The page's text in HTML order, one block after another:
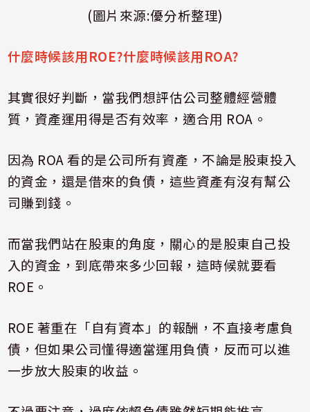
(圖片來源:優分析整理)
什麼時候該用ROE?什麼時候該用ROA?
其實很好判斷，當我們想評估公司整體經營體
質，資產運用得是否有效率，適合用 ROA 。
因為 ROA看的是公司所有資產，不論是股東投入
的資金，還是借來的負債，這些資產有沒有幫公
司賺到錢。
而當我們站在股東的角度，關心的是股東自己投
入的資金，到底帶來多少回報，這時候就要看
ROE 。
ROE 著重在「自有資本」的報酬，不直接考慮負
債，但如果公司懂得適當運用負債，反而可以進
一步放大股東的收益。